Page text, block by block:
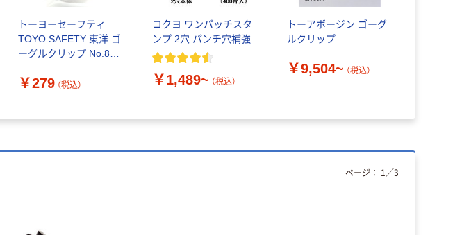
トーヨーセーフティ
TOYO SAFETY 東洋 ゴ
ーグルクリップ No.88-
￥279 （税込）
コクヨ ワンパッチスタ
ンプ 2穴 パンチ穴補強
￥1,489~ （税込）
トーアボージン ゴーグ
ルクリップ
￥9,504~ （税込）
ページ： 1／3